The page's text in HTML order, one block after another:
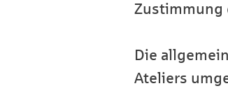
Zustimmung
Die
Ateliers